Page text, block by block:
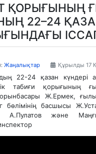
ҚОРЫҒЫНЫҢ
22–24
Жаңалықтар Құрылды 17
22-24 қазан күндері
табиғи қорығының
орынбасары Ж.Ермек,
бөлімінің басшысы
А.Пулатов және